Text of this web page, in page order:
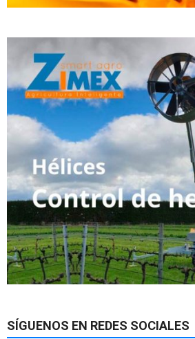
SÍGUENOS EN REDES SOCIALES